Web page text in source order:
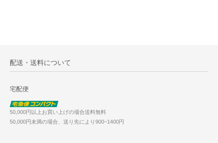
配送・送料について
宅配便
50,000円以上お買い上げの場合送料無料
50,000円未満の場合、送り先により900~1400円